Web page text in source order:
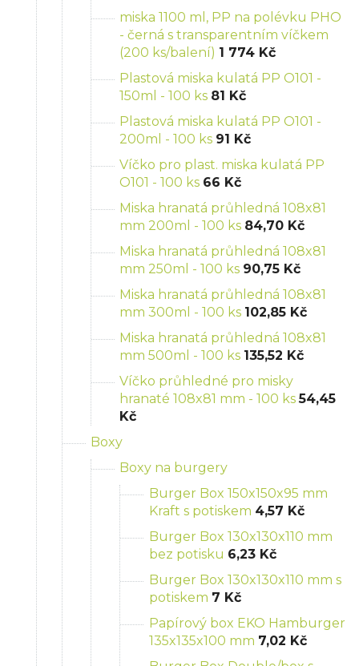
miska 1100 ml, PP na polévku PHO
- černá s transparentním víčkem
(200 ks/balení) 1 774 Kč
Plastová miska kulatá PP O101 -
150ml - 100 ks 81 Kč
Plastová miska kulatá PP O101 -
200ml - 100 ks 91 Kč
Víčko pro plast. miska kulatá PP
O101 - 100 ks 66 Kč
Miska hranatá průhledná 108x81
mm 200ml - 100 ks 84,70 Kč
Miska hranatá průhledná 108x81
mm 250ml - 100 ks 90,75 Kč
Miska hranatá průhledná 108x81
mm 300ml - 100 ks 102,85 Kč
Miska hranatá průhledná 108x81
mm 500ml - 100 ks 135,52 Kč
Víčko průhledné pro misky
hranaté 108x81 mm - 100 ks 54,45
Kč
Boxy
Boxy na burgery
Burger Box 150x150x95 mm
Kraft s potiskem 4,57 Kč
Burger Box 130x130x110 mm
bez potisku 6,23 Kč
Burger Box 130x130x110 mm s
potiskem 7 Kč
Papírový box EKO Hamburger
135x135x100 mm 7,02 Kč